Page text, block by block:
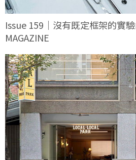
Issue 159｜沒有既定框架的實
MAGAZINE